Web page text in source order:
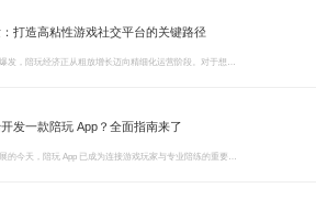
打造高粘性游戏社交平台的关键路径
发一款陪玩 App？全面指南来了